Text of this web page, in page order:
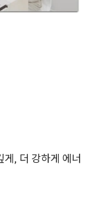
게, 더 강하게 에너